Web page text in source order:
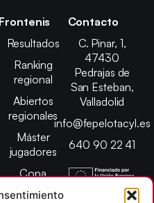
Frontenis
Resultados
Ranking
regional
Abiertos
regionales
Máster
jugadores
Copa
presidente
Contacto
C. Pinar, 1,
47430
Pedrajas de
San Esteban,
Valladolid
info@fepelotacyl.es
640 90 22 41